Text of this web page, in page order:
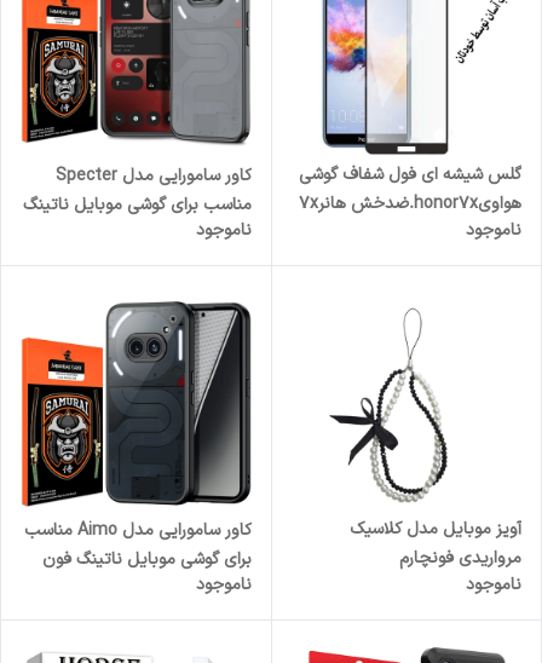
گلس شیشه ای فول شفاف گوشی
هواویhonor7x.ضدخش هانر7x
ناموجود
کاور سامورایی مدل Specter
مناسب برای گوشی موبایل ناتینگ
فون 2a
ناموجود
آویز موبایل مدل کلاسیک
مرواریدی فونچارم
ناموجود
کاور سامورایی مدل Aimo مناسب
برای گوشی موبایل ناتینگ فون
2a
ناموجود